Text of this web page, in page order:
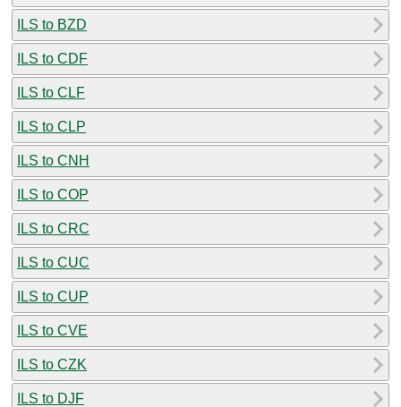
ILS to BZD
ILS to CDF
ILS to CLF
ILS to CLP
ILS to CNH
ILS to COP
ILS to CRC
ILS to CUC
ILS to CUP
ILS to CVE
ILS to CZK
ILS to DJF